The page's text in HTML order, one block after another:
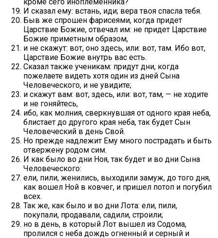
И сказал ему: встань, иди; вера твоя спасла тебя.
Быв же спрошен фарисеями, когда придет
Царствие Божие, отвечал им: не придет Царствие
Божие приметным образом,
и не скажут: вот, оно здесь, или: вот, там. Ибо вот,
Царствие Божие внутрь вас есть.
Сказал также ученикам: придут дни, когда
пожелаете видеть хотя один из дней Сына
Человеческого, и не увидите;
и скажут вам: вот, здесь, или: вот, там, — не ходите
и не гоняйтесь,
ибо, как молния, сверкнувшая от одного края неба,
блистает до другого края неба, так будет Сын
Человеческий в день Свой.
Но прежде надлежит Ему много пострадать и быть
отвержену родом сим.
И как было во дни Ноя, так будет и во дни Сына
Человеческого:
ели, пили, женились, выходили замуж, до того дня,
как вошел Ной в ковчег, и пришел потоп и погубил
всех.
Так же, как было и во дни Лота: ели, пили,
покупали, продавали, садили, строили;
но в день, в который Лот вышел из Содома,
пролился с неба дождь огненный и серный и